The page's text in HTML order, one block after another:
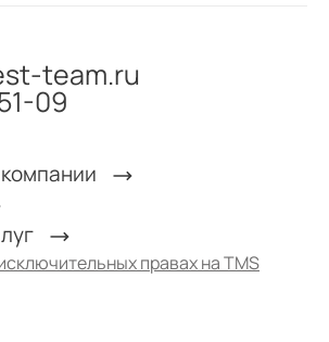
team.ru
09
правах на TMS